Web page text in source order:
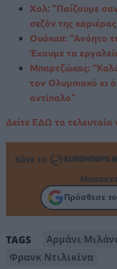
Χολ: “Παίζουμε
σεζόν της
Ουόκαπ: “Ανόητο
Έχουμε τα
Μπαρτζώκας:
τον Ολυμπιακό κι
αντίπαλο”
Δείτε ΕΔΩ τα τελευταία
Κάνε το
Πρόσθεσε
TAGS Αρμάνι
Φρανκ Ντιλικίνα